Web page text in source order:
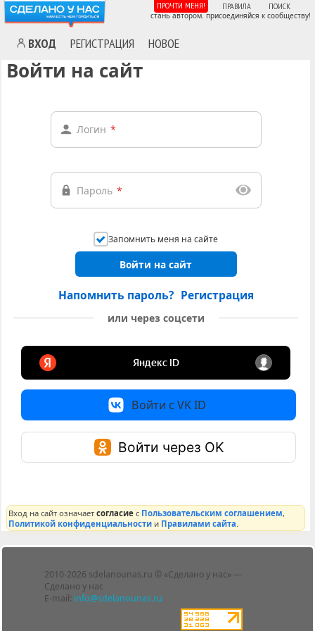
ВХОД РЕГИСТРАЦИЯ НОВОЕ
ПРОЧТИ МЕНЯ! ПРАВИЛА ПОИСК
стань автором. присоединяйся к сообществу!
Войти на сайт
Логин *
Пароль *
Запомнить меня на сайте
Войти на сайт
Напомнить пароль? Регистрация
или через соцсети
Войти с VK ID
Войти через OK
Вход на сайт означаетсогласие с Пользовательским соглашением,
Политикой конфиденциальности и Правилами сайта
2010-2026 sdelanounas.ru © «Сделано у нас» —
Сделано у нас
E-mail: info@sdelanounas.ru
Блоги
Люди
Политика